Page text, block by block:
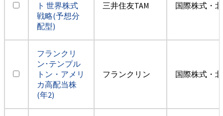
ト 世界株式
戦略(予想分
配型)
三井住友TAM 国際株式・
フランクリ
ン･テンプル
トン・アメリ
カ高配当株
(年2)
フランクリン 国際株式・